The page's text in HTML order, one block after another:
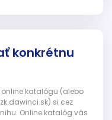
konkrétnu
katalógu (alebo
si cez
Online katalóg vás